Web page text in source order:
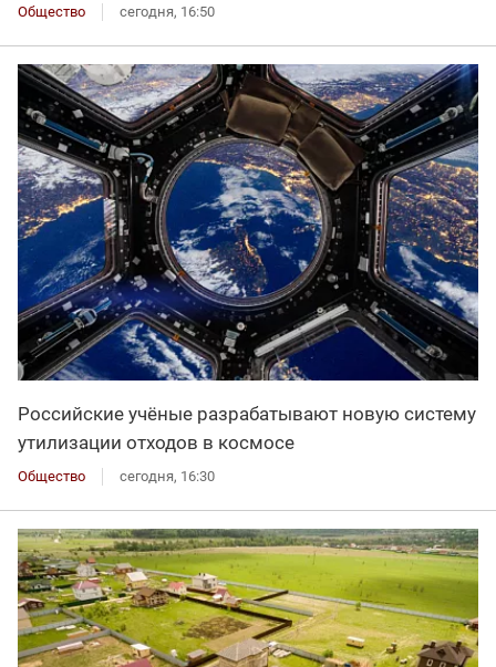
Общество сегодня, 16:50
Российские учёные разрабатывают новую систему
утилизации отходов в космосе
Общество сегодня, 16:30